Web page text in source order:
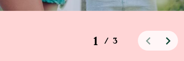
1 / 3